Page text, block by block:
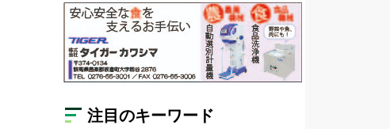
注目のキーワード